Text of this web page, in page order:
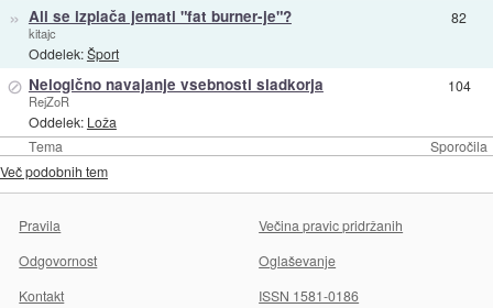
Tema Sporočila
» Ali se izplača jemati "fat burner-je"?
kitajc
Oddelek:Šport
82
⊘ Nelogično navajanje vsebnosti sladkorja
RejZoR
Oddelek: Loža
104
Več podobnih tem
Pravila
Večina pravic pridržanih
Odgovornost
Oglaševanje
Kontakt
ISSN 1581-0186